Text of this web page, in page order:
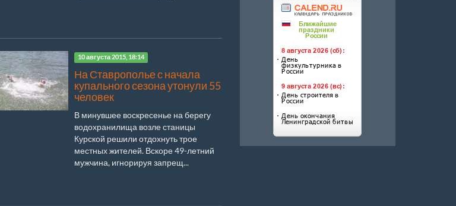
10 августа 2015, 18:14
На Ставрополье с начала
купального сезона утонули 55
человек
В минувшее воскресенье на берегу
водохранилища возле станицы
Курской решили отдохнуть трое
местных жителей. Вскоре 49-летний
мужчина, игнорируя запрещ...